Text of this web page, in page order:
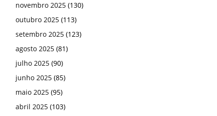
novembro 2025 (130)
outubro 2025 (113)
setembro 2025 (123)
agosto 2025 (81)
julho 2025 (90)
junho 2025 (85)
maio 2025 (95)
abril 2025 (103)